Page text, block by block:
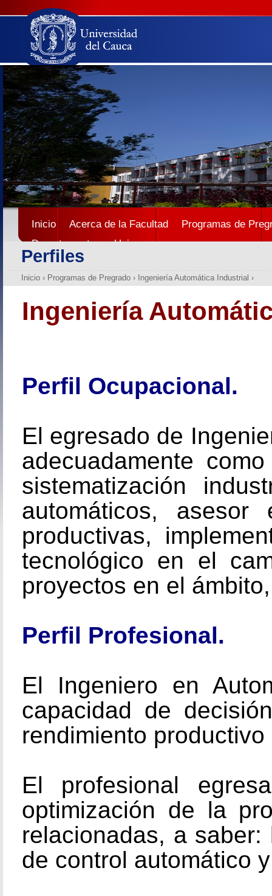
Inicio Acerca de la Facultad
Programas de
Departamentos
Unicauca
Perfiles
Inicio › Programas de Pregrado › Ingeniería Automática Industrial ›
Ingeniería
Perfil Ocupacional.
El egresado de
adecuadamente
sistematización
automáticos, asesor
productivas,
tecnológico en el
proyectos en el
Perfil Profesional.
El Ingeniero en
capacidad de
rendimiento
El profesional
optimización de la
relacionadas, a
de control automático